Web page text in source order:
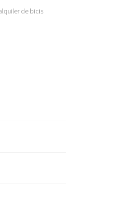
de bicis